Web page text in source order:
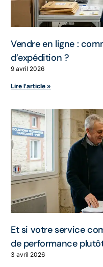
Vendre en ligne :
d’expédition ?
9 avril 2026
Lire l'article »
Et si votre service
de performance
3 avril 2026